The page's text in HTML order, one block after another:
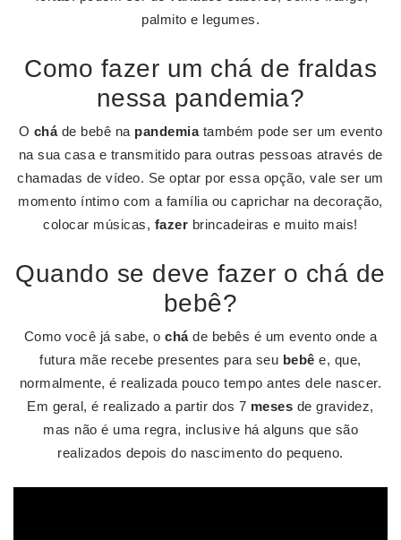
palmito e legumes.
Como fazer um chá de fraldas
nessa pandemia?
O cháde bebê na pandemiatambém pode ser um evento
na sua casa e transmitido para outras pessoas através de
chamadas de vídeo. Se optar por essa opção, vale ser um
momento íntimo com a família ou caprichar na decoração,
colocar músicas, fazer brincadeiras e muito mais!
Quando se deve fazer o chá de
bebê?
Como você já sabe, o cháde bebês é um evento onde a
futura mãe recebe presentes para seu bebê e, que,
normalmente, é realizada pouco tempo antes dele nascer.
Em geral, é realizado a partir dos 7 meses de gravidez,
mas não é uma regra, inclusive há alguns que são
realizados depois do nascimento do pequeno.